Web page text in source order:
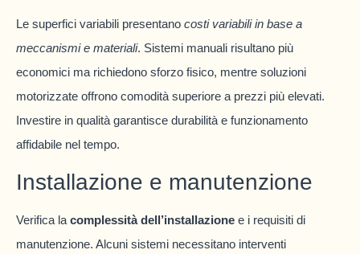
Le superfici variabili presentano costi variabili in base a
meccanismi e materiali. Sistemi manuali risultano più
economici ma richiedono sforzo fisico, mentre soluzioni
motorizzate offrono comodità superiore a prezzi più elevati.
Investire in qualità garantisce durabilità e funzionamento
affidabile nel tempo.
Installazione e manutenzione
Verifica la complessità dell’installazione e i requisiti di
manutenzione. Alcuni sistemi necessitano interventi